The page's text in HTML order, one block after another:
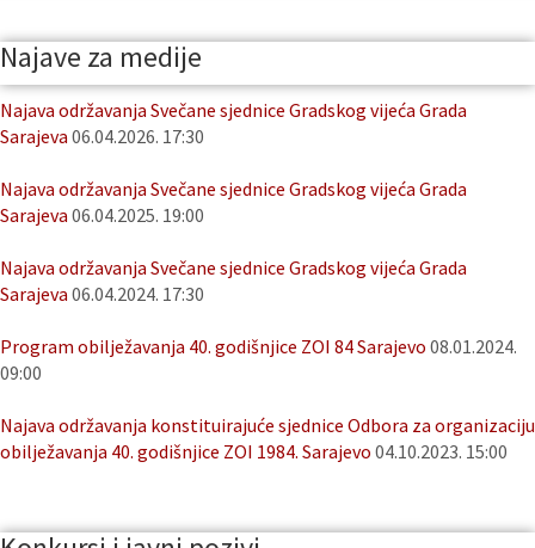
Najave za medije
Najava održavanja Svečane sjednice Gradskog vijeća Grada
Sarajeva 06.04.2026. 17:30
Najava održavanja Svečane sjednice Gradskog vijeća Grada
Sarajeva 06.04.2025. 19:00
Najava održavanja Svečane sjednice Gradskog vijeća Grada
Sarajeva 06.04.2024. 17:30
Program obilježavanja 40. godišnjice ZOI 84 Sarajevo 08.01.2024.
09:00
Najava održavanja konstituirajuće sjednice Odbora za organizaciju
obilježavanja 40. godišnjice ZOI 1984. Sarajevo 04.10.2023. 15:00